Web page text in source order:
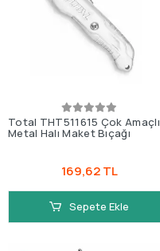
Total THT511615 Çok Amaçlı
Metal Halı Maket Bıçağı
169,62 TL
Sepete Ekle